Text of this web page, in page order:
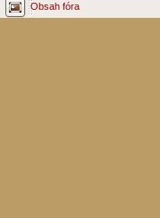
Obsah fóra